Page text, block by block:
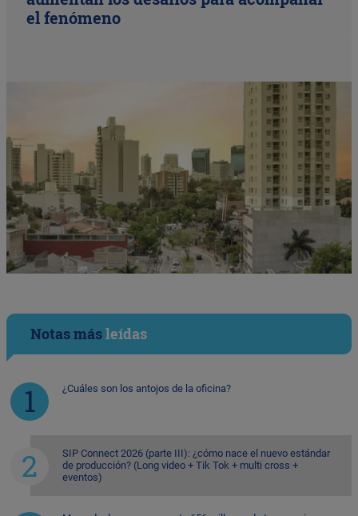
el fenómeno
Notas másleídas
¿Cuáles son los antojos de la oficina?
SIP Connect 2026 (parte III): ¿cómo nace el nuevo estándar
de producción? (Long video + Tik Tok + multi cross +
eventos)